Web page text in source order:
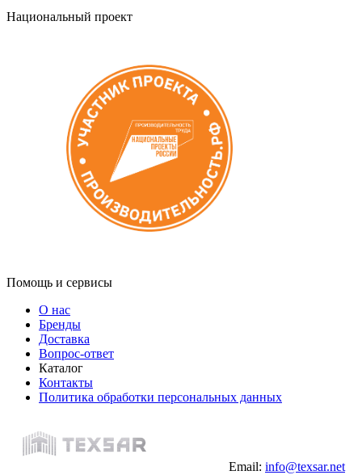
Национальный проект
Помощь и сервисы
О нас
Бренды
Доставка
Вопрос-ответ
Каталог
Контакты
Политика обработки персональных данных
Email: info@texsar.net